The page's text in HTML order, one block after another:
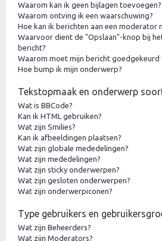
Waarom kan ik geen bijlagen toevoegen?
Waarom ontving ik een waarschuwing?
Hoe kan ik berichten aan een moderator
Waarvoor dient de "Opslaan"-knop bij
bericht?
Waarom moet mijn bericht goedgekeurd
Hoe bump ik mijn onderwerp?
Tekstopmaak en onderwerp
Wat is BBCode?
Kan ik HTML gebruiken?
Wat zijn Smilies?
Kan ik afbeeldingen plaatsen?
Wat zijn globale mededelingen?
Wat zijn mededelingen?
Wat zijn sticky onderwerpen?
Wat zijn gesloten onderwerpen?
Wat zijn onderwerpiconen?
Type gebruikers en
Wat zijn Beheerders?
Wat zijn Moderators?